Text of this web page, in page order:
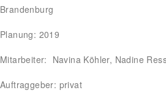
Brandenburg
Planung: 2019
Mitarbeiter: Navina Köhler, Nadine
Auftraggeber: privat